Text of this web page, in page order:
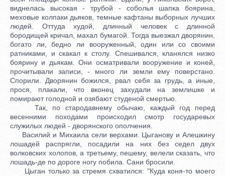
виднелась высокая - трубой - соболья шапка боярина,
меховые колпаки дьяков, темные кафтаны выборных лучших
людей. Оттуда худой, длинный человек с длинной
бородищей кричал, махал бумагой. Тогда выезжал дворянин,
богато ли, бедно ли вооруженный, один или со своими
ратниками, и скакал к столу. Спешивался, кланялся низко
боярину и дьякам. Они осматривали вооружение и коней,
прочитывали записи, - много ли земли ему поверстано.
Спорили. Дворянин божился, рвал себя за грудь, а иные,
прося, плакали, что вконец захудали на землишке и
помирают голодной и озябают студеной смертью.
Так, по стародавнему обычаю, каждый год перед
весенними походами происходил смотр государевых
служилых людей - дворянского ополчения.
Василий и Михаила сели верхами. Цыганову и Алешкину
лошадей распрягли, посадили на них без седел двух
волковских холопов, а третьему, пешему, велели сказать, что
лошадь-де по дороге ногу побила. Сани бросили.
Цыган только за стремя схватился: "Куда коня-то моего